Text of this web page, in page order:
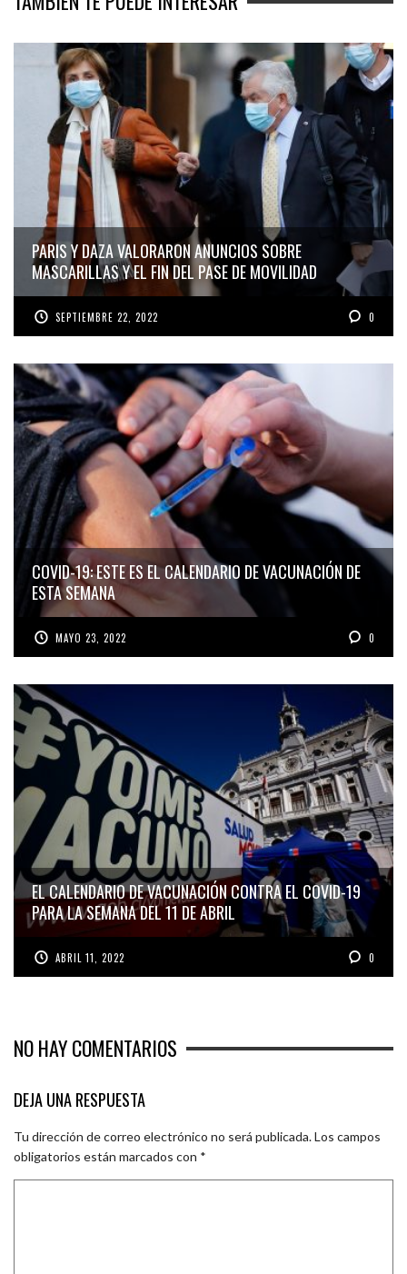
PARIS Y DAZA VALORARON ANUNCIOS SOBRE
MASCARILLAS Y EL FIN DEL PASE DE MOVILIDAD
SEPTIEMBRE 22, 2022 0
COVID-19: ESTE ES EL CALENDARIO DE VACUNACIÓN DE
ESTA SEMANA
MAYO 23, 2022 0
EL CALENDARIO DE VACUNACIÓN CONTRA EL COVID-19
PARA LA SEMANA DEL 11 DE ABRIL
ABRIL 11, 2022 0
NO HAY COMENTARIOS
DEJA UNA RESPUESTA
Tu dirección de correo electrónico no será publicada.Los campos
obligatorios están marcados con *